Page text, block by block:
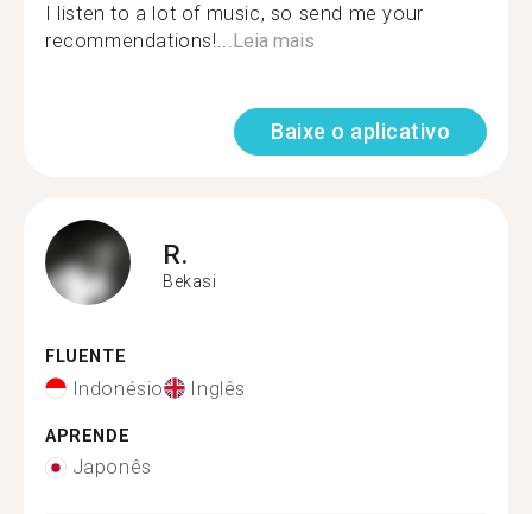
I listen to a lot of music, so send me your
recommendations!...Leia mais
Baixe o aplicativo
R.
Bekasi
FLUENTE
Indonésio Inglês
APRENDE
Japonês